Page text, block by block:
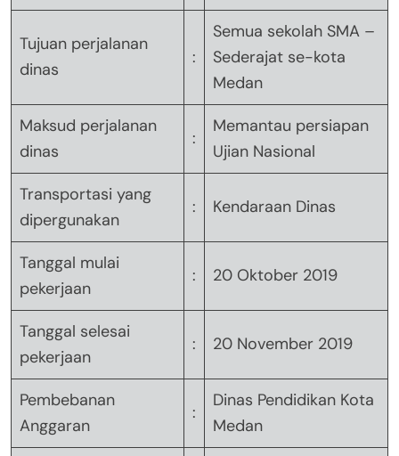
Tujuan perjalanan
dinas
:
Semua sekolah SMA –
Sederajat se-kota
Medan
Maksud perjalanan
dinas
:
Memantau persiapan
Ujian Nasional
Transportasi yang
dipergunakan
: Kendaraan Dinas
Tanggal mulai
pekerjaan
: 20 Oktober 2019
Tanggal selesai
pekerjaan
: 20 November 2019
Pembebanan
Anggaran
:
Dinas Pendidikan Kota
Medan